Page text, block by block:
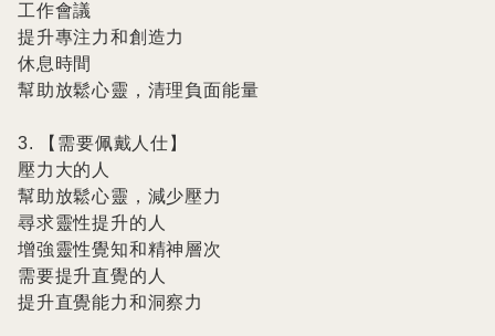
工作會議
提升專注力和創造力
休息時間
幫助放鬆心靈，清理負面能量
3. 【需要佩戴人仕】
壓力大的人
幫助放鬆心靈，減少壓力
尋求靈性提升的人
增強靈性覺知和精神層次
需要提升直覺的人
提升直覺能力和洞察力